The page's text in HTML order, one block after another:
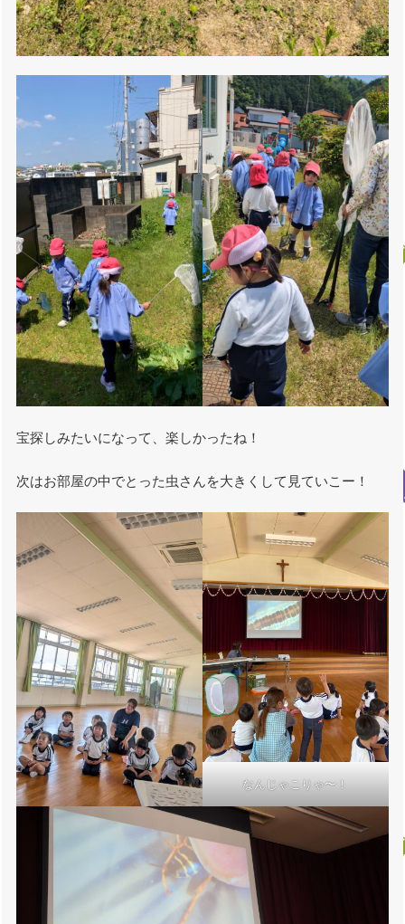
宝探しみたいになって、楽しかったね！
次はお部屋の中でとった虫さんを大きくして見ていこー！
なんじゃこりゃ〜！